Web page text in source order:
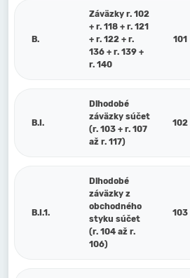
B.
Záväzky r. 102
+ r. 118 + r. 121
+ r. 122 + r.
136 + r. 139 +
r. 140
101
B.I.
Dlhodobé
záväzky súčet
(r. 103 + r. 107
až r. 117)
102
B.I.1.
Dlhodobé
záväzky z
obchodného
styku súčet
(r. 104 až r.
106)
103